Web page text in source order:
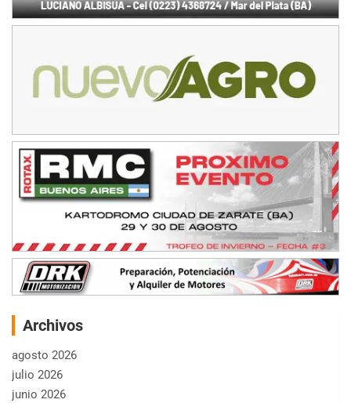
Archivos
agosto 2026
julio 2026
junio 2026